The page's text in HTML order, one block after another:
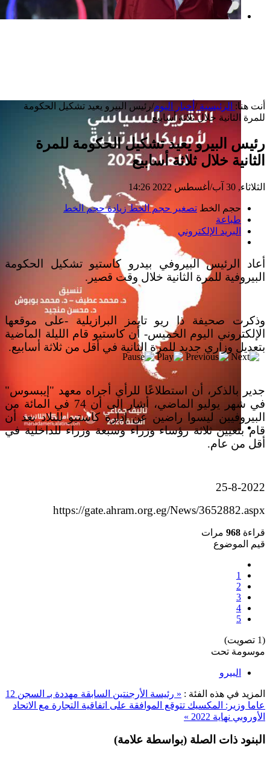
إصدار جديد
أنت هنا: الرئيسية/ أخبار اليوم/رئيس البيرو يعيد تشكيل الحكومة
للمرة الثانية خلال ثلاثة أسابيع
رئيس البيرو يعيد تشكيل الحكومة للمرة
الثانية خلال ثلاثة أسابيع
الثلاثاء, 30 آب/أغسطس 2022 14:26
حجم الخط تصغير حجم الخط زيادة حجم الخط
طباعة
البريد الإلكتروني
أعاد الرئيس البيروفي بيدرو كاستيو تشكيل الحكومة
البيروفية للمرة الثانية خلال وقت قصير.
وذكرت صحيفة ذا ريو تايمز البرازيلية -على موقعها
الإلكتروني اليوم الخميس- أن كاستيو قام الليلة الماضية
بتعديل وزاري جديد للمرة الثانية في أقل من ثلاثة أسابيع.
جدير بالذكر، أن استطلاعًا للرأي أجراه معهد "إيبسوس"
في شهر يوليو الماضي، أشار إلى أن 74 في المائة من
البيروفيين ليسوا راضين عن إدارة كاستيو للبلاد بعد أن
قام بتعيين ثلاثة رؤساء وزراء وسبعة وزراء للداخلية في
أقل من عام.
25-8-2022
https://gate.ahram.org.eg/News/3652882.aspx
قراءة 968 مرات
قيم الموضوع
1
2
3
4
5
(1 تصويت)
موسومة تحت
البيرو
المزيد في هذه الفئة :
« رئيسة الأرجنتين السابقة مهددة بـ السجن 12
عاما وزير: المكسيك تتوقع الموافقة على اتفاقية التجارة مع الاتحاد
الأوروبي نهاية 2022 »
البنود ذات الصلة (بواسطة علامة)